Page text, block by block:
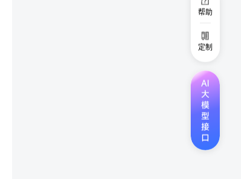
帮助
定制